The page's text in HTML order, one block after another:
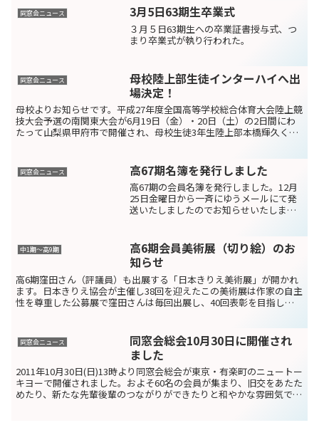
これまで天候にほぼ恵まれ続けてきた校
歌祭、21回目...
同窓会ニュース 3月5日63期生卒業式
３月５日63期生への卒業証書授与式、つ
まり卒業式が執り行われた。
同窓会ニュース
母校陸上部生徒インターハイへ出
場決定！
母校よりお知らせです。平成27年度全国高等学校総合体育大会陸上競
技大会予選の南関東大会が6月19日（金）・20日（土）の2日間にわ
たって山梨県甲府市で開催され、母校生徒3年生陸上部本橋輝久くん
同窓会ニュース 高67期名簿を発行しました
高67期の会員名簿を発行しました。12月
25日金曜日から一斉にゆうメールにて発
送いたしましたのでお知らせいたしま
していません。今回の名簿発行について
のお問い合わせは同窓...
中1期～高9期
高6期会員美術展（切り絵）のお
知らせ
高6期窪田さん（評議員）も出展する「日本きりえ美術展」が開かれ
ます。日本きりえ協会が主催し38回を迎えたこの美術展は作家の自主
性を尊重した公募展で窪田さんは毎回出展し、40回表彰を目指して
同窓会ニュース
同窓会総会10月30日に開催され
ました
2011年10月30日(日)13時より同窓会総会が東京・有楽町のニュートー
キヨーで開催されました。およそ60名の会員が集まり、旧交をあたた
めたり、新たな先輩後輩のつながりができたりと和やかな雰囲気でし